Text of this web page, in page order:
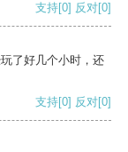
支持[0] 反对[0]
了好几个小时，还
支持[0] 反对[0]